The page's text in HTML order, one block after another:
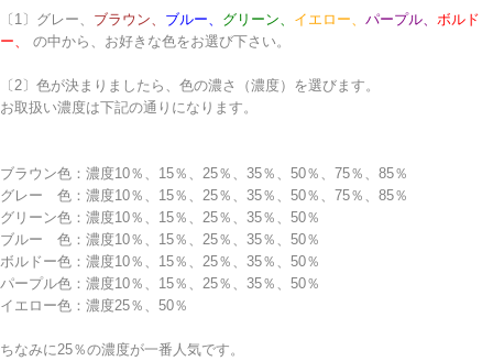
〔1〕 グレー、 ブラウン、 ブルー、 グリーン、 イエロー、 パープル、 ボルド
ー、
の中から、お好きな色をお選び下さい。
〔2〕色が決まりましたら、色の濃さ（濃度）を選びます。
お取扱い濃度は下記の通りになります。
ブラウン色：濃度10％、15％、25％、35％、50％、75％、85％
グレー 色：濃度10％、15％、25％、35％、50％、75％、85％
グリーン色：濃度10％、15％、25％、35％、50％
ブルー 色：濃度10％、15％、25％、35％、50％
ボルドー色：濃度10％、15％、25％、35％、50％
パープル色：濃度10％、15％、25％、35％、50％
イエロー色：濃度25％、50％
ちなみに25％の濃度が一番人気です。